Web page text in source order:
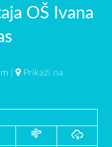
OŠ Ivana
|
Prikaži na